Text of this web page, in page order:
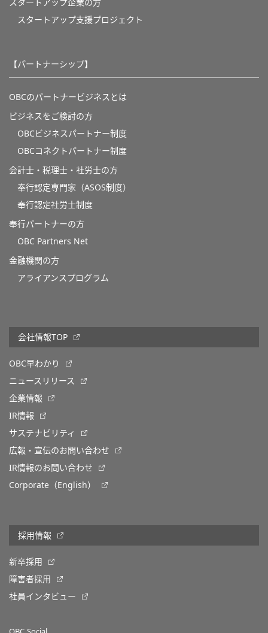
スタートアップ企業の方
スタートアップ支援プロジェクト
【パートナーシップ】
OBCのパートナービジネスとは
ビジネスをご検討の方
OBCビジネスパートナー制度
OBCコネクトパートナー制度
会計士・税理士・社労士の方
奉行認定専門家（ASOS制度）
奉行認定社労士制度
奉行パートナーの方
OBC Partners Net
金融機関の方
アライアンスプログラム
会社情報TOP
OBC早わかり
ニュースリリース
企業情報
IR情報
サステナビリティ
広報・宣伝のお問い合わせ
IR情報のお問い合わせ
Corporate（English）
採用情報
新卒採用
障害者採用
社員インタビュー